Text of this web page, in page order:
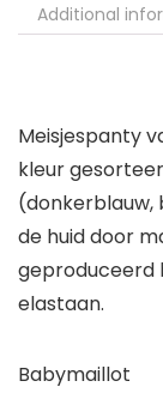
Additional
Meisjespanty
kleur
(donkerblauw,
de huid door
geproduceerd
elastaan.
Babymaillot